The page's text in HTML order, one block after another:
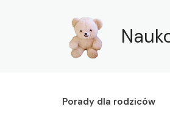
Porady dla rodziców